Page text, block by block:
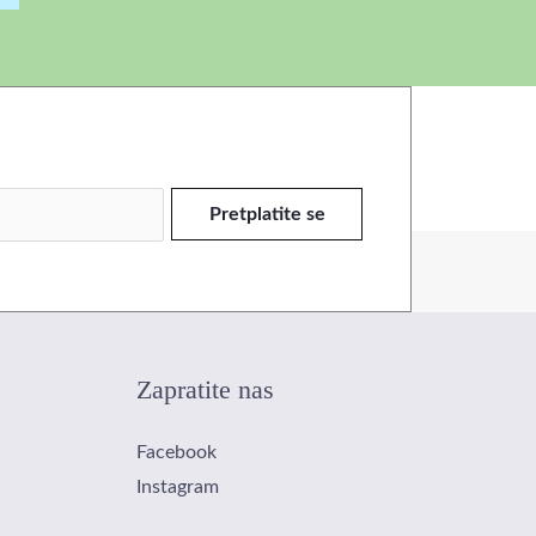
Pretplatite se
Zapratite nas
Facebook
Instagram